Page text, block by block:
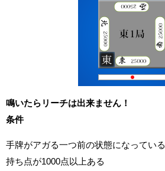
鳴いたらリーチは出来ません！
条件
手牌がアガる一つ前の状態になっている
持ち点が1000点以上ある